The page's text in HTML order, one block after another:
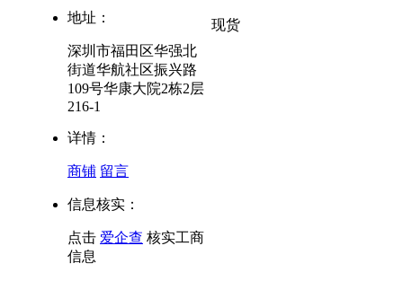
地址：
深圳市福田区华强北
街道华航社区振兴路
109号华康大院2栋2层
216-1
详情：
商铺 留言
信息核实：
点击 爱企查 核实工商
信息
现货